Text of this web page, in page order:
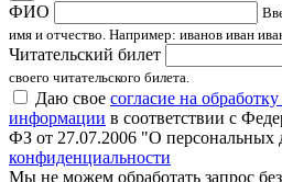
ФИО
имя и отчество. Например: иванов иван
Читательский билет
своего читательского билета.
Даю свое согласие на
информации в соответствии с
ФЗ от 27.07.2006 "О персональных
конфиденциальности
Мы не можем обработать запрос